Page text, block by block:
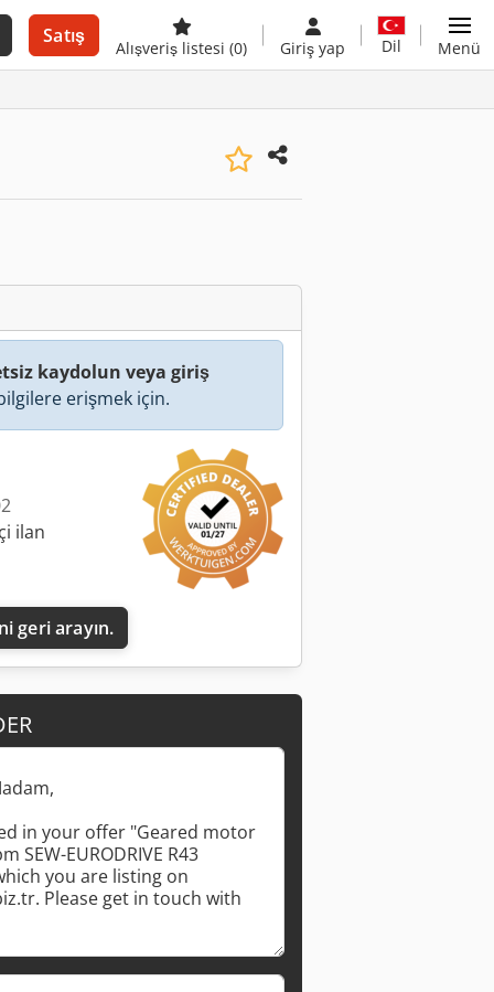
Satış
Alışveriş listesi (0) Giriş yap Dil Menü
kaydolun veya giriş
erişmek için.
ilan
geri arayın.